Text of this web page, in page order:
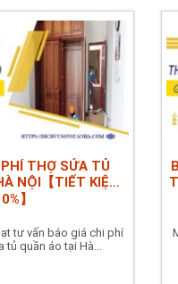
THỢ SỬA TỦ
NỘI【TIẾT KIỆM
】
tư vấn báo giá chi phí
tủ quần áo tại Hà...